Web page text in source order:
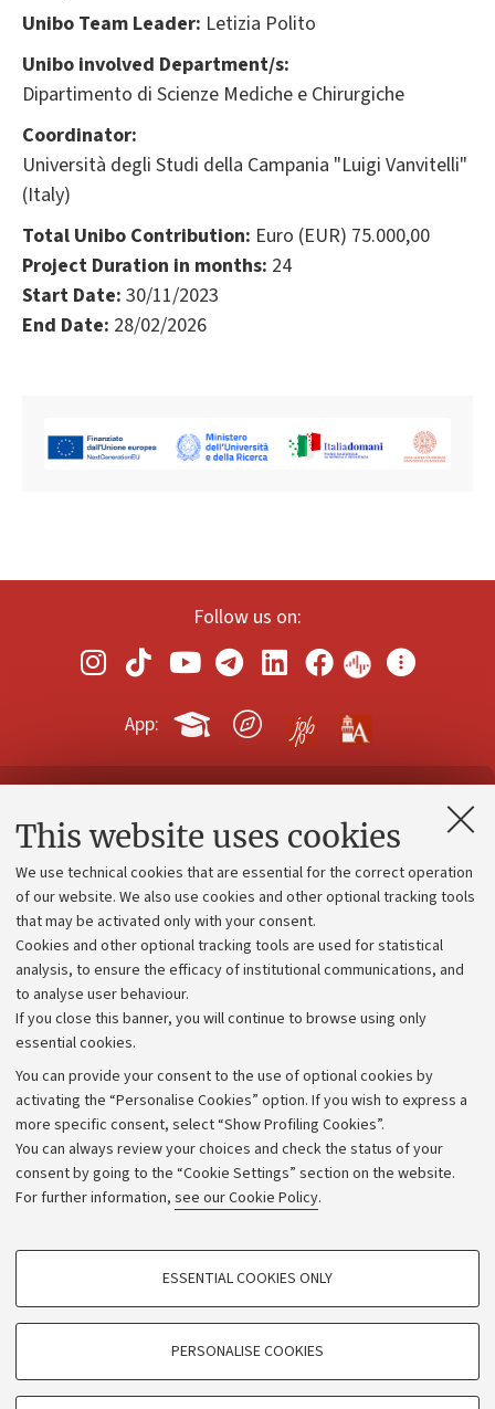
This website uses cookies
We use technical cookies that are essential for the correct operation
of our website. We also use cookies and other optional tracking tools
that may be activated only with your consent.
Cookies and other optional tracking tools are used for statistical
analysis, to ensure the efficacy of institutional communications, and
to analyse user behaviour.
If you close this banner, you will continue to browse using only
essential cookies.
You can provide your consent to the use of optional cookies by
activating the “Personalise Cookies” option. If you wish to express a
more specific consent, select “Show Profiling Cookies”.
You can always review your choices and check the status of your
consent by going to the “Cookie Settings” section on the website.
For further information, see our Cookie Policy.
PROFILING COOKIES - OPTIONAL
TECHNICAL COOKIES - ESSENTIAL
ESSENTIAL COOKIES ONLY
PERSONALISE COOKIES
Unibo Team Leader: Letizia Polito
Unibo involved Department/s:
Dipartimento di Scienze Mediche e Chirurgiche
Coordinator:
Università degli Studi della Campania "Luigi Vanvitelli"
(Italy)
Total Unibo Contribution: Euro (EUR) 75.000,00
Project Duration in months: 24
Start Date: 30/11/2023
End Date: 28/02/2026
Follow us on:
App:
Contacts and certified e-mail (PEC)
Administrative divisions
Work with us
Alumni community
Strategic plan
University budgets
Calls and competitions
Transparent administration
Appeals lodged
Merchandising - UniboStore
Website and accessibility information
Accessibility statement
Privacy policy and legal notes
Cookie Settings
©Copyright 2026 - ALMA MATER STUDIORUM - Università di